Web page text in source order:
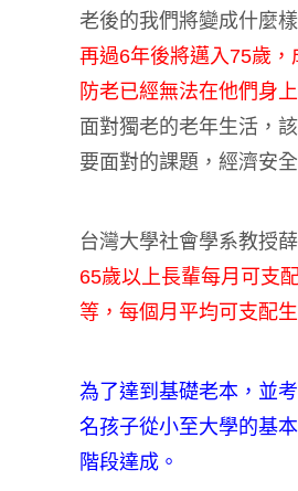
老後的我們將變成什麼
再過6年後將邁入75歲
防老已經無法在他們身
面對獨老的老年生活，
要面對的課題，經濟安
台灣大學社會學系教授
65歲以上長輩每月可支
等，每個月平均可支配
為了達到基礎老本，並
名孩子從小至大學的基
階段達成。